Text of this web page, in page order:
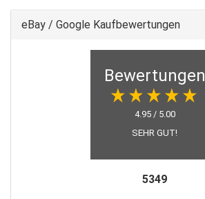
eBay / Google Kaufbewertungen
Bewertungen
4.95 / 5.00
SEHR GUT!
5349